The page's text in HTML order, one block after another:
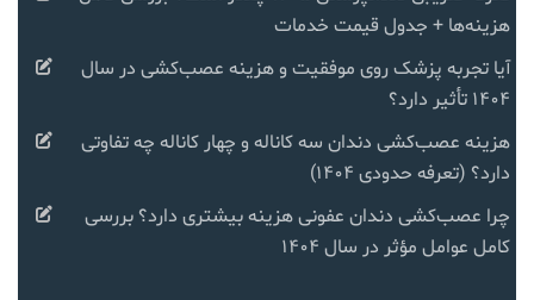
هزینه‌ها + جدول قیمت خدمات
آیا تجربه پزشک روی موفقیت و هزینه عصب‌کشی در سال
۱۴۰۴ تأثیر دارد؟
هزینه عصب‌کشی دندان سه کاناله و چهار کاناله چه تفاوتی
دارد؟ (تعرفه حدودی ۱۴۰۴)
چرا عصب‌کشی دندان عفونی هزینه بیشتری دارد؟ بررسی
کامل عوامل مؤثر در سال ۱۴۰۴